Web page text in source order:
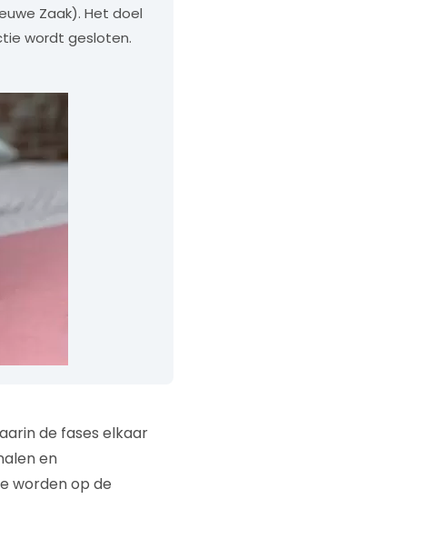
Zaak). Het doel
wordt gesloten.
de fases elkaar
en
worden op de